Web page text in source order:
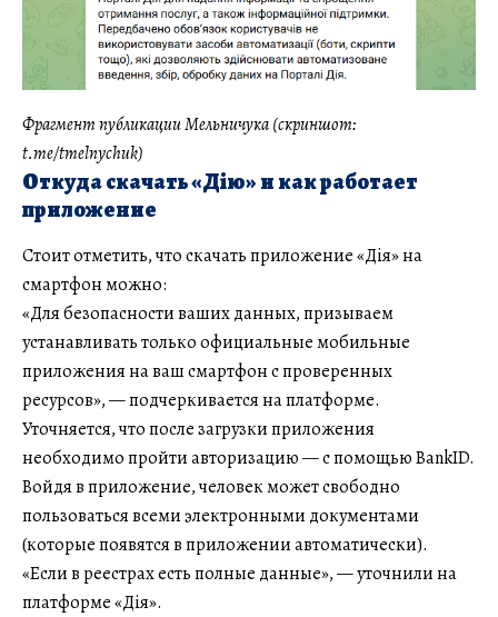
Фрагмент публикации Мельничука (скриншот:
t.me/tmelnychuk)
Откуда скачать «Дію» и как работает
приложение
Стоит отметить, что скачать приложение «Дія» на
смартфон можно:
«Для безопасности ваших данных, призываем
устанавливать только официальные мобильные
приложения на ваш смартфон с проверенных
ресурсов», — подчеркивается на платформе.
Уточняется, что после загрузки приложения
необходимо пройти авторизацию — с помощью BankID.
Войдя в приложение, человек может свободно
пользоваться всеми электронными документами
(которые появятся в приложении автоматически).
«Если в реестрах есть полные данные», — уточнили на
платформе «Дія».